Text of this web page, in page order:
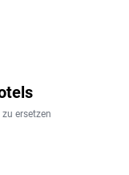
ersetzen